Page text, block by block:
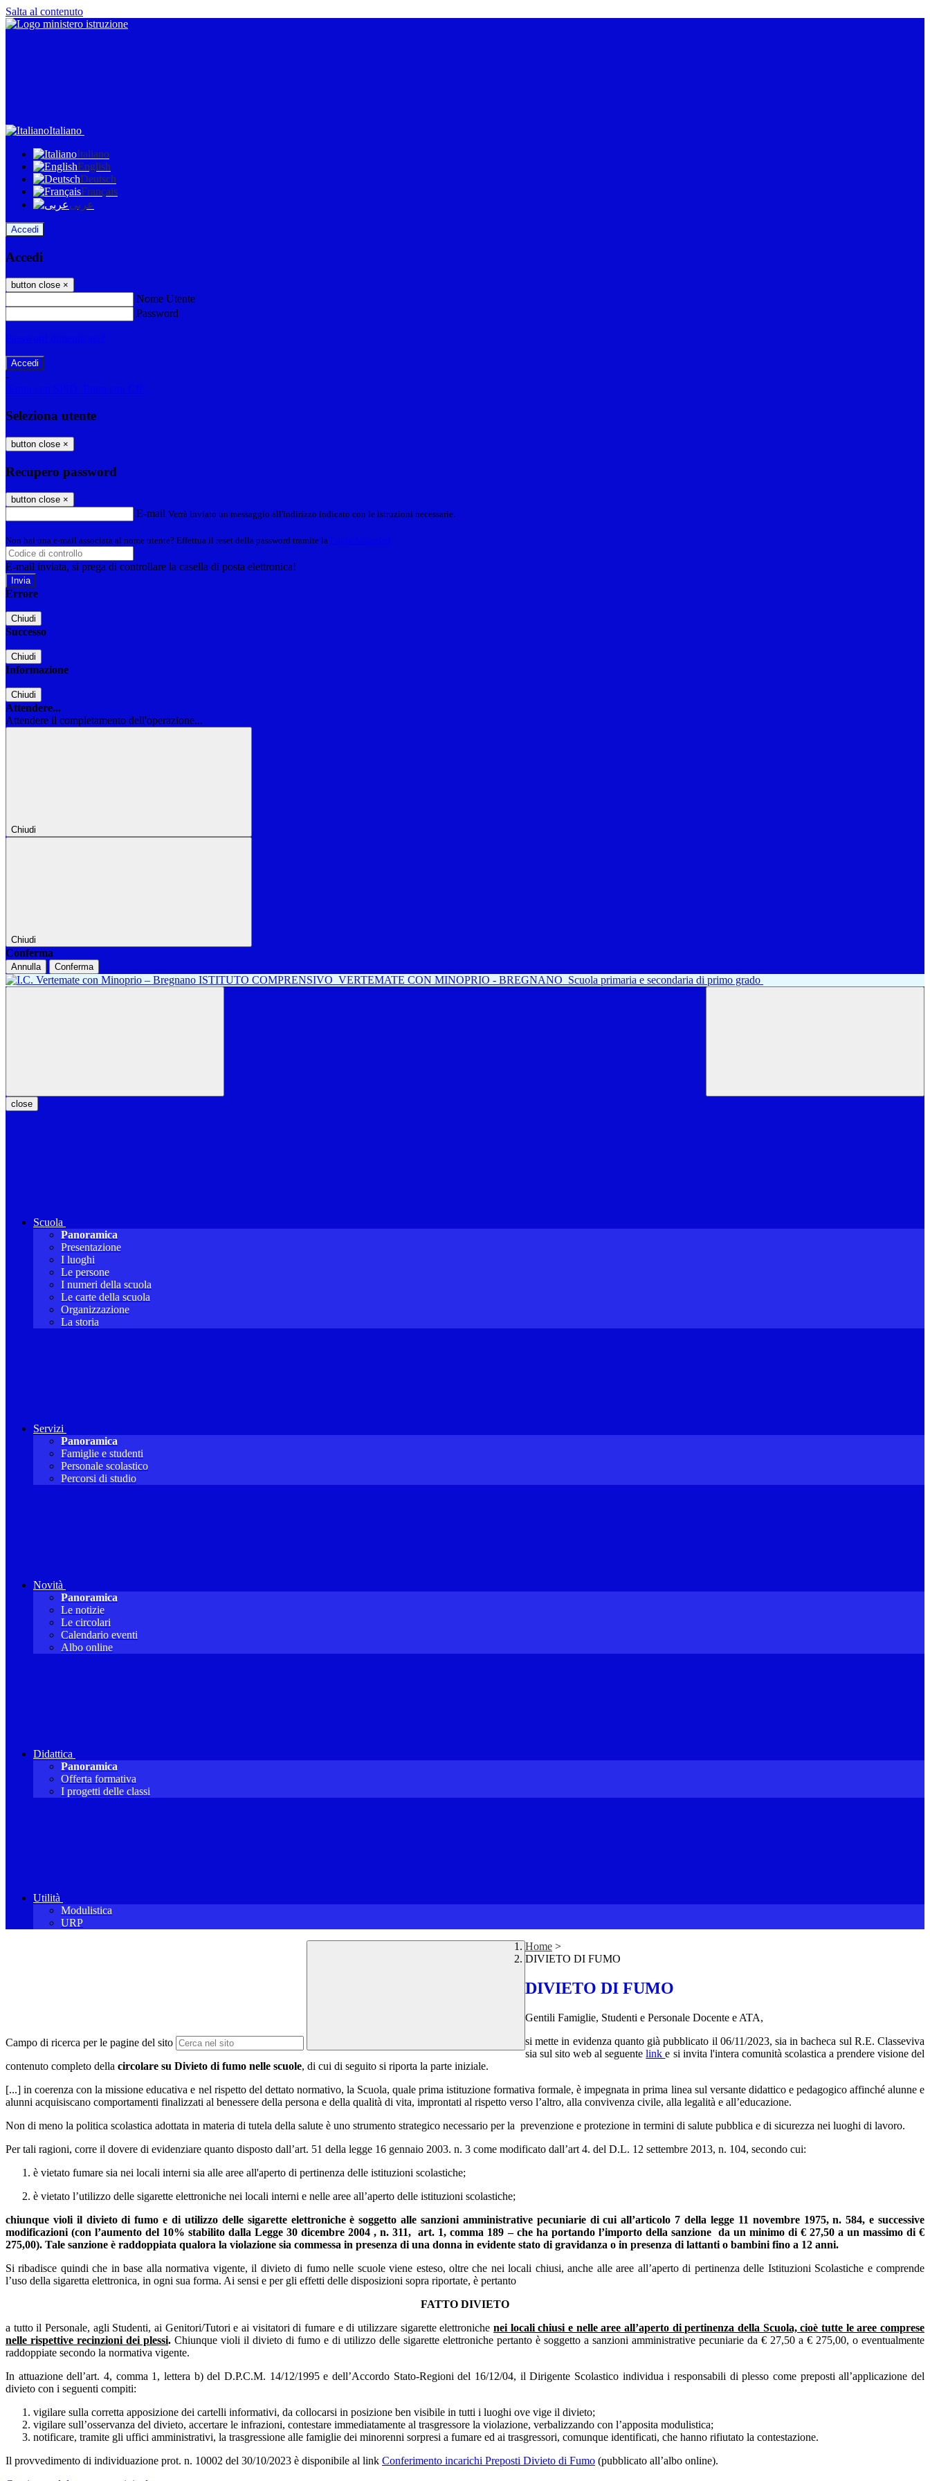
Salta al contenuto
Italiano
Italiano
English
Deutsch
Français
عربى
Accedi
Accedi
button close ×
Nome Utente
Password
Password dimenticata?
-
Entra con SPID
Entra con CIE
Seleziona utente
button close ×
Recupero password
button close ×
E-mail Verrà inviato un messaggio all'indirizzo indicato con le istruzioni necessarie.
Non hai una e-mail associata al nome utente? Effettua il reset della password tramite la Login Spaggiari
E-mail inviata, si prega di controllare la casella di posta elettronica!
Errore
Chiudi
Successo
Chiudi
Informazione
Chiudi
Attendere...
Attendere il completamento dell'operazione...
Chiudi
Chiudi
Conferma
Annulla Conferma
ISTITUTO COMPRENSIVO VERTEMATE CON MINOPRIO - BREGNANO Scuola primaria e secondaria di primo grado
close
Scuola
Panoramica
Presentazione
I luoghi
Le persone
I numeri della scuola
Le carte della scuola
Organizzazione
La storia
Servizi
Panoramica
Famiglie e studenti
Personale scolastico
Percorsi di studio
Novità
Panoramica
Le notizie
Le circolari
Calendario eventi
Albo online
Didattica
Panoramica
Offerta formativa
I progetti delle classi
Utilità
Modulistica
URP
Campo di ricerca per le pagine del sito
Home >
DIVIETO DI FUMO
DIVIETO DI FUMO
Gentili Famiglie, Studenti e Personale Docente e ATA,
si mette in evidenza quanto giàpubblicato il 06/11/2023, sia in bacheca sul R.E. Classeviva
sia sul sito web al seguentelinke si invita l'intera comunità scolastica a prendere visione del
contenuto completo della circolare su Divieto di fumo nelle scuole, di cui di seguito si riporta la parte iniziale.
[...] in coerenza con la missione educativa e nel rispetto del dettato normativo, la Scuola, quale prima istituzione formativa formale, è impegnata in prima linea sul versante didattico e pedagogico affinché alunne e
alunni acquisiscano comportamenti finalizzati al benessere della persona e della qualità di vita, improntati al rispetto verso l’altro, alla convivenza civile, alla legalità e all’educazione.
Non di meno la politica scolastica adottata in materia di tutela della salute è uno strumento strategico necessario per la prevenzione e protezione in termini di salute pubblica e di sicurezza nei luoghi di lavoro.
Per tali ragioni, corre il dovere di evidenziare quanto disposto dall’art. 51 della legge 16 gennaio 2003. n. 3 come modificato dall’art 4. del D.L. 12 settembre 2013, n. 104, secondo cui:
è vietato fumare sia nei locali interni sia alle aree all'aperto di pertinenza delle istituzioni scolastiche;
è vietato l’utilizzo delle sigarette elettroniche nei locali interni e nelle aree all’aperto delle istituzioni scolastiche;
chiunque violi il divieto di fumo e di utilizzo delle sigarette elettroniche è soggetto alle sanzioni amministrative pecuniariedi cui all’articolo 7 della legge 11 novembre 1975, n. 584, e successive
modificazioni(con l’aumento del 10% stabilito dalla Legge 30 dicembre 2004 , n. 311, art. 1, comma 189 – che ha portando l’importo della sanzione da un minimo di € 27,50 a un massimo di €
275,00). Tale sanzione è raddoppiata qualora la violazione sia commessa in presenza di una donna in evidente stato di gravidanza o in presenza di lattanti o bambini fino a 12 anni.
Si ribadisce quindi che in base alla normativa vigente, il divieto di fumo nelle scuole viene esteso, oltre che nei locali chiusi, anche alle aree all’aperto di pertinenza delle Istituzioni Scolastiche e comprende
l’uso della sigaretta elettronica, in ogni sua forma. Ai sensi e per gli effetti delle disposizioni sopra riportate, è pertanto
FATTO DIVIETO
a tutto il Personale, agli Studenti, ai Genitori/Tutori e ai visitatoridi fumare e di utilizzare sigarette elettronichenei locali chiusi e nelle aree all’aperto di pertinenza della Scuola, cioè tutte le aree comprese
nelle rispettive recinzioni dei plessi. Chiunque violi il divieto di fumo e di utilizzo delle sigarette elettroniche pertanto è soggetto a sanzioni amministrative pecuniarie da € 27,50 a € 275,00, o eventualmente
raddoppiate secondo la normativa vigente.
In attuazione dell’art. 4, comma 1, lettera b) del D.P.C.M. 14/12/1995 e dell’Accordo Stato-Regioni del 16/12/04, il Dirigente Scolastico individuai responsabili di plesso come prepostiall’applicazione del
divieto con i seguenti compiti:
vigilare sulla corretta apposizione dei cartelli informativi, da collocarsi in posizione ben visibile in tutti i luoghi ove vige il divieto;
vigilare sull’osservanza del divieto, accertare le infrazioni, contestare immediatamente al trasgressore la violazione, verbalizzando con l’apposita modulistica;
notificare, tramite gli uffici amministrativi, la trasgressione alle famiglie dei minorenni sorpresi a fumare ed ai trasgressori, comunque identificati, che hanno rifiutato la contestazione.
Il provvedimento di individuazione prot. n. 10002 del 30/10/2023 è disponibile al link Conferimento incarichi Preposti Divieto di Fumo (pubblicato all’albo online).